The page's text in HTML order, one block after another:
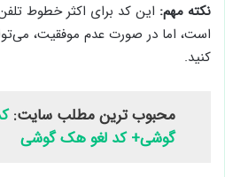
نکته مهم: این کد برای اکثر خطوط
است، اما در صورت عدم موفقیت،
کنید.
محبوب ترین مطلب سایت:
گوشی+ کد لغو هک گوشی